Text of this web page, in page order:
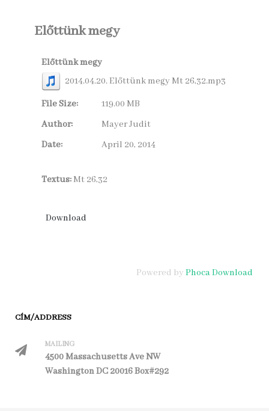
Előttünk megy
Előttünk megy
2014.04.20. Előttünk megy Mt 26,32.mp3
File Size:
119.00 MB
Author:
Mayer Judit
Date:
April 20, 2014
Textus:Mt 26,32
Powered by Phoca Download
CÍM/ADDRESS
MAILING
4500 Massachusetts Ave NW
Washington DC 20016 Box#292